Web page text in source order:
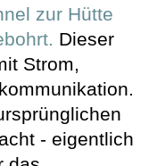
zur Hütte
Dieser
Strom,
- eigentlich